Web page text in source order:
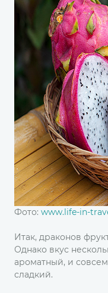
Фото: www.life-in-
Итак, драконов
Однако вкус
ароматный, и
сладкий.